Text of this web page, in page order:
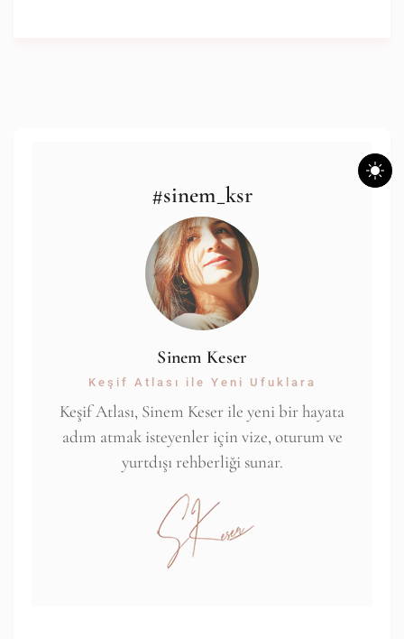
#sinem_ksr
Sinem Keser
Keşif Atlası ile Yeni Ufuklara
Keşif Atlası, Sinem Keser ile yeni bir hayata
adım atmak isteyenler için vize, oturum ve
yurtdışı rehberliği sunar.